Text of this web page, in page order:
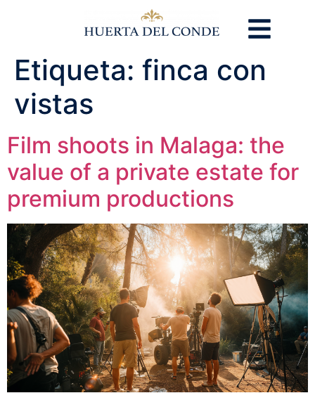
Etiqueta: finca con
vistas
Film shoots in Malaga: the
value of a private estate for
premium productions